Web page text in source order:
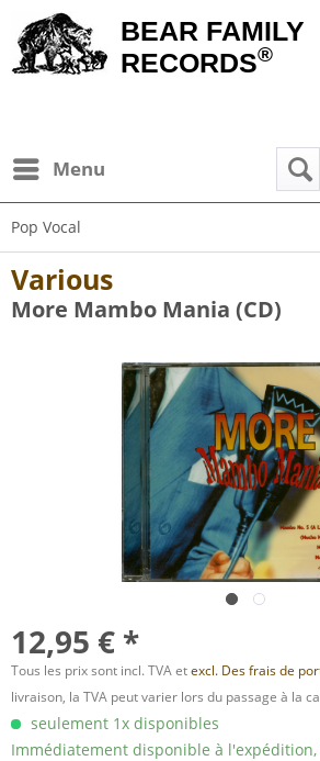
BEAR FAMILY
RECORDS®
Menu
Pop Vocal
Various
More Mambo Mania (CD)
12,95 € *
Tous les prix sont incl. TVA etexcl. Des frais de
livraison, la TVA peut varier lors du passage à la
seulement 1x disponibles
Immédiatement disponible à